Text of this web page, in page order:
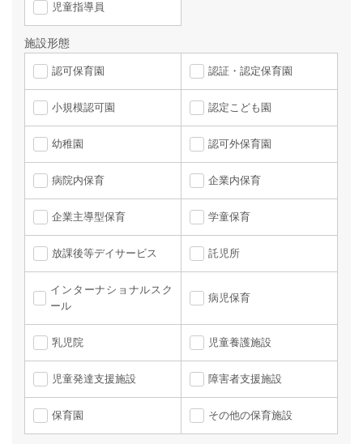
児童指導員
施設形態
認可保育園 認証・認定保育園
小規模認可園 認定こども園
幼稚園 認可外保育園
病院内保育 企業内保育
企業主導型保育 学童保育
放課後等デイサービス 託児所
インターナショナルスク
ール
病児保育
乳児院 児童養護施設
児童発達支援施設 障害者支援施設
保育園 その他の保育施設